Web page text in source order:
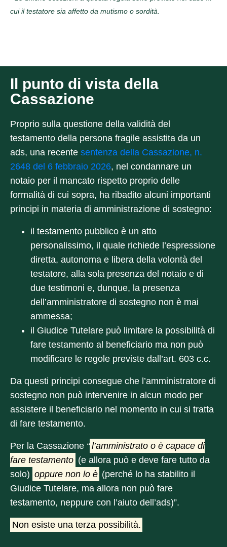
cui il testatore sia affetto da mutismo o sordità.
Il punto di vista della
Cassazione
Proprio sulla questione della validità del
testamento della persona fragile assistita da un
ads, una recente sentenza della Cassazione, n.
2648 del 6 febbraio 2026, nel condannare un
notaio per il mancato rispetto proprio delle
formalità di cui sopra, ha ribadito alcuni importanti
principi in materia di amministrazione di sostegno:
il testamento pubblico è un atto
personalissimo, il quale richiede l’espressione
diretta, autonoma e libera della volontà del
testatore, alla sola presenza del notaio e di
due testimoni e, dunque, la presenza
dell’amministratore di sostegno non è mai
ammessa;
il Giudice Tutelare può limitare la possibilità di
fare testamento al beneficiario ma non può
modificare le regole previste dall’art. 603 c.c.
Da questi principi consegue che l’amministratore di
sostegno non può intervenire in alcun modo per
assistere il beneficiario nel momento in cui si tratta
di fare testamento.
Per la Cassazione “ l’amministrato o è capace di
fare testamento (e allora può e deve fare tutto da
solo) oppure non lo è (perché lo ha stabilito il
Giudice Tutelare, ma allora non può fare
testamento, neppure con l’aiuto dell’ads)”.
Non esiste una terza possibilità.